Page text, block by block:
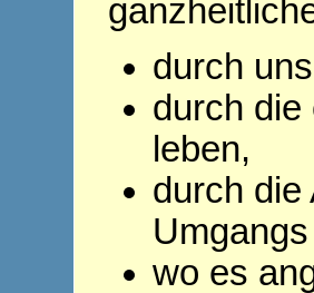
durch
durch die
leben,
durch die
wo es